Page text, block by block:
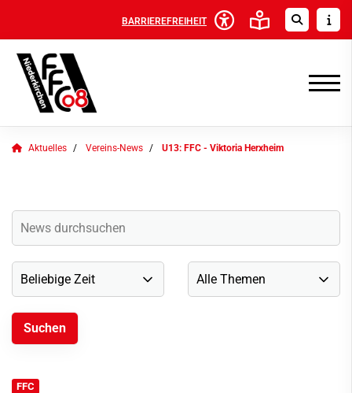
BARRIEREFREIHEIT
Aktuelles Vereins-News U13: FFC - Viktoria Herxheim
FFC